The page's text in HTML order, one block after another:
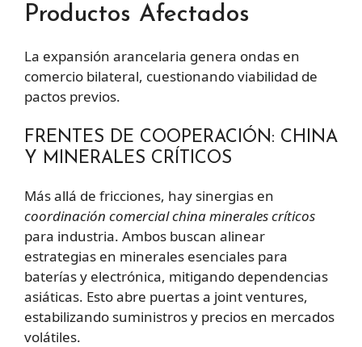
Productos Afectados
La expansión arancelaria genera ondas en
comercio bilateral, cuestionando viabilidad de
pactos previos.
FRENTES DE COOPERACIÓN: CHINA
Y MINERALES CRÍTICOS
Más allá de fricciones, hay sinergias en
coordinación comercial china minerales críticos
para industria. Ambos buscan alinear
estrategias en minerales esenciales para
baterías y electrónica, mitigando dependencias
asiáticas. Esto abre puertas a joint ventures,
estabilizando suministros y precios en mercados
volátiles.